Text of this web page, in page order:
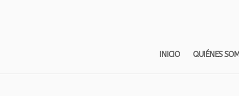
INICIO QUIÉNES